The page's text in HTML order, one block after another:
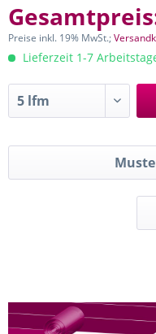
Preise inkl. 19% MwSt.;
Lieferzeit 1-7